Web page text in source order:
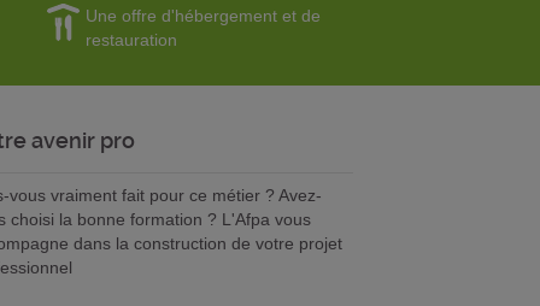
Une offre d'hébergement et de
restauration
avenir pro
vous vraiment fait pour ce métier ? Avez-
choisi la bonne formation ? L'Afpa vous
dans la construction de votre projet